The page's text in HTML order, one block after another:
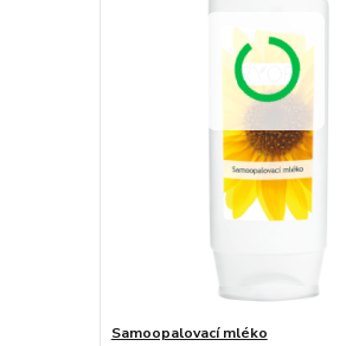
Samoopalovací mléko